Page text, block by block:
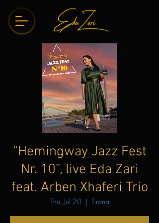
“Hemingway Jazz Fest
Nr. 10”, live Eda Zari
feat. Arben Xhaferi Trio
Thu, Jul 20
  |
Tirana